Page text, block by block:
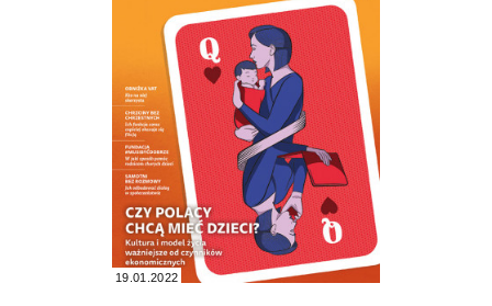
19.01.2022